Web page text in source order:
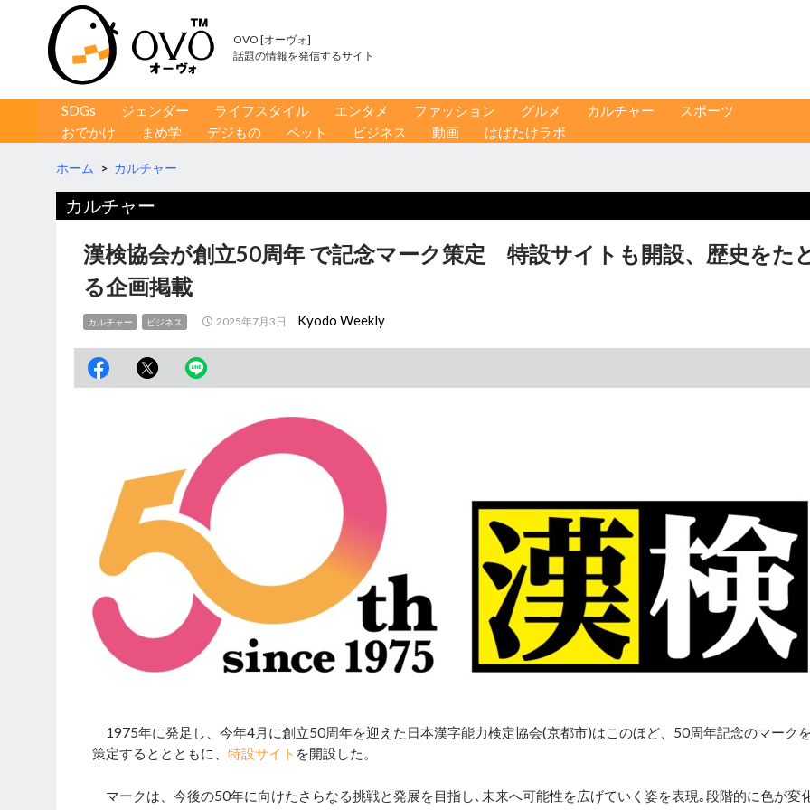
OVO [オーヴォ]
話題の情報を発信するサイト
コンテンツへ移動
SDGs ジェンダー ライフスタイル エンタメ ファッション グルメ カルチャー
スポーツ
おでかけ
まめ学 デジもの ペット ビジネス 動画 はばたけラボ
ホーム > カルチャー
カルチャー
漢検協会が創立50周年 で記念マーク策定 特設サイトも開設、歴史をた
る企画掲載
カルチャー ビジネス 2025年7月3日 Kyodo Weekly
1975年に発足し、今年4月に創立50周年を迎えた日本漢字能力検定協会(京都市)はこのほど、50周年記念のマーク
策定するととともに、 特設サイト を開設した。
マークは、今後の50年に向けたさらなる挑戦と発展を目指し､未来へ可能性を広げていく姿を表現｡段階的に色が変